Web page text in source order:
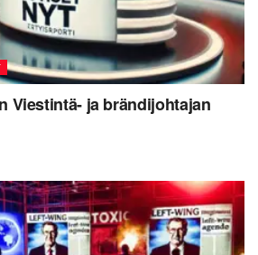
Viestintä- ja brändijohtajan